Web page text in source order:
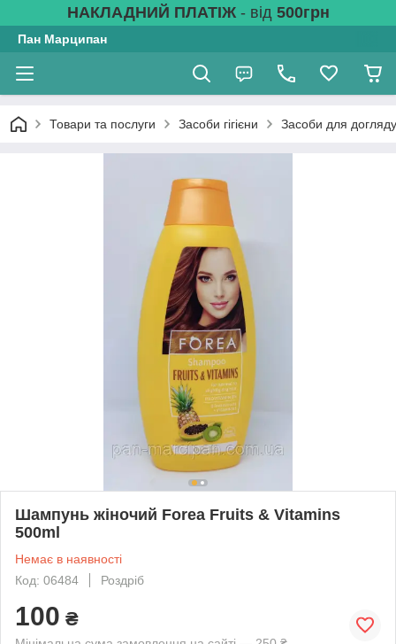
НАКЛАДНИЙ ПЛАТІЖ- від 500грн
Пан Марципан
Товари та послуги Засоби гігієни Засоби для
Шампунь жіночий Forea Fruits & Vitamins
500ml
Немає в наявності
Код: 06484
Роздріб
100 ₴